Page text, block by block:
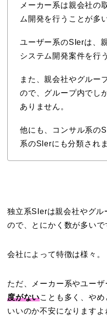
メーカー系は親会社の
ム開発を行うことが多
ユーザー系のSIerは、
システム開発案件を行
また、親会社やグルー
ので、グループ内でし
ありません。
他にも、コンサル系の
系のSIerにも分類されま
独立系SIerは親会社やグル
ので、とにかく数が多いで
会社によって特徴は様々。
ただ、メーカー系やユー
度がないことも多く、や
いいのか不安になりますよ